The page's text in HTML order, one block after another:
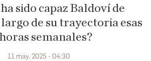
sido capaz Baldoví de
de su trayectoria esas
semanales?
11 may. 2025 - 04:30